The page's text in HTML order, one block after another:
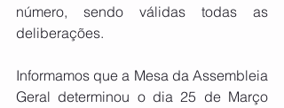
número, sendo válidas todas as
deliberações.
Informamos que a Mesa da Assembleia
Geral determinou o dia 25 de Março